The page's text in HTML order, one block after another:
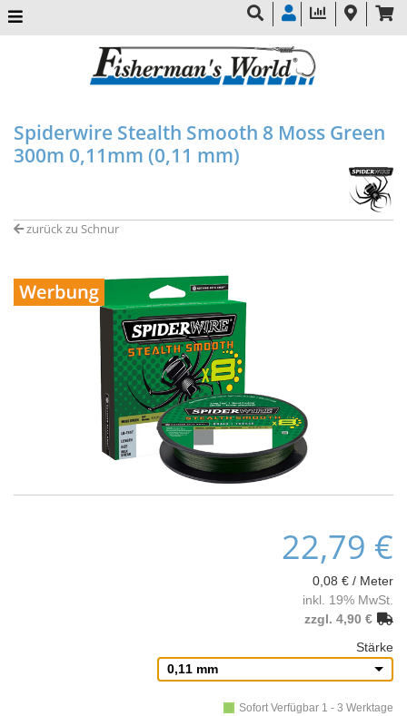
Spiderwire Stealth Smooth 8 Moss Green
300m 0,11mm (0,11 mm)
zurück zu Schnur
22,79 €
0,08 € / Meter
inkl. 19% MwSt.
zzgl. 4,90 €
Stärke
0,11 mm
Sofort Verfügbar 1 - 3 Werktage